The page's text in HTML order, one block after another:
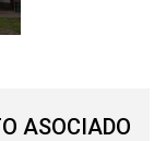
ASOCIADO